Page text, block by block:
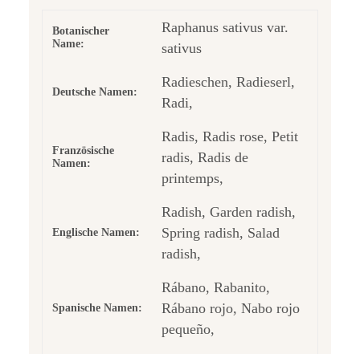
Botanischer
Name:
Raphanus sativus var.
sativus
Deutsche Namen:
Radieschen, Radieserl,
Radi,
Französische
Namen:
Radis, Radis rose, Petit
radis, Radis de
printemps,
Englische Namen:
Radish, Garden radish,
Spring radish, Salad
radish,
Spanische Namen:
Rábano, Rabanito,
Rábano rojo, Nabo rojo
pequeño,